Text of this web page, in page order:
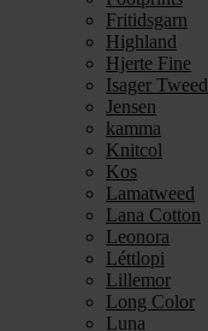
Fritidsgarn
Highland
Hjerte Fine
Isager Tweed
Jensen
kamma
Knitcol
Kos
Lamatweed
Lana Cotton
Leonora
Léttlopi
Lillemor
Long Color
Luna